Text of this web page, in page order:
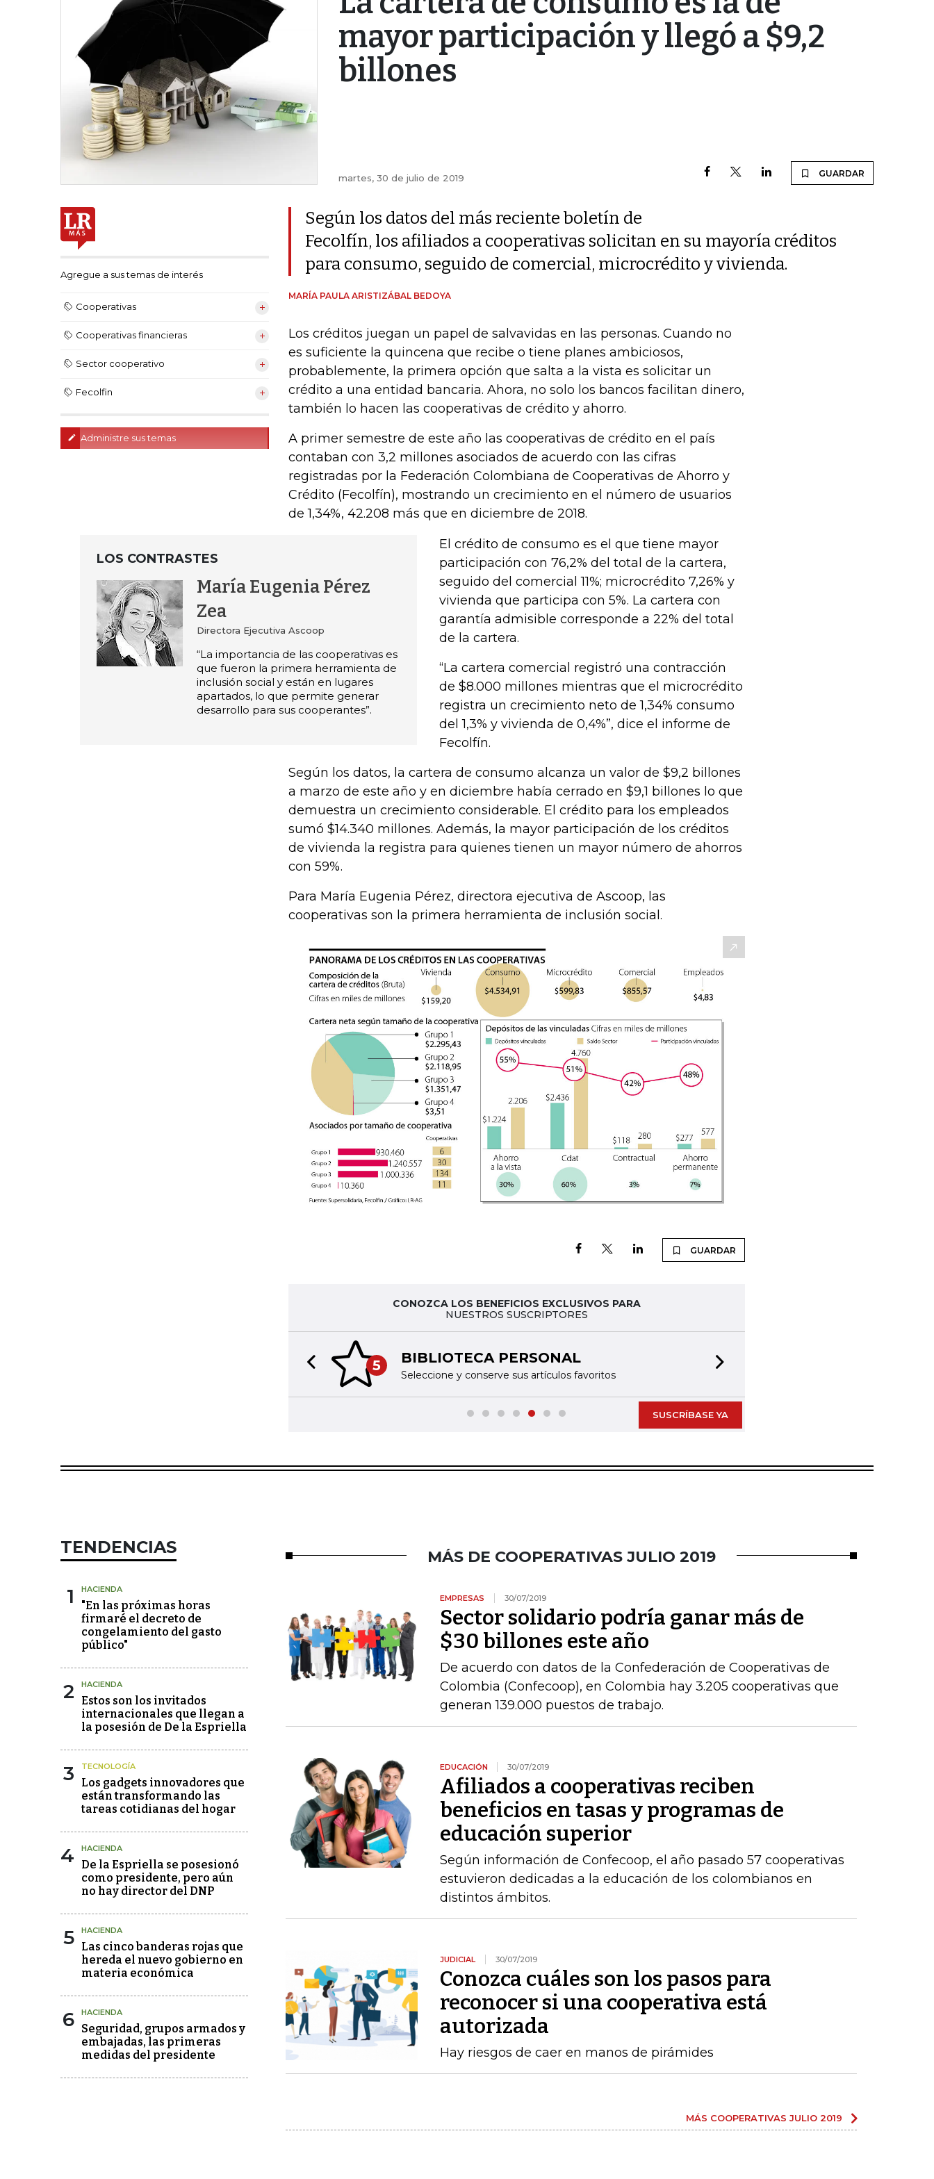
mayor participación y llegó a $9,2
billones
martes, 30 de julio de 2019 GUARDAR
Agregue a sus temas de interés
Cooperativas
Cooperativas financieras
Sector cooperativo
Fecolfin
Administre sus temas
Según los datos del más reciente boletín de
Fecolfín, los afiliados a cooperativas solicitan en su mayoría créditos
para consumo, seguido de comercial, microcrédito y vivienda.
MARÍA PAULA ARISTIZÁBAL BEDOYA
Los créditos juegan un papel de salvavidas en las personas. Cuando no
es suficiente la quincena que recibe o tiene planes ambiciosos,
probablemente, la primera opción que salta a la vista es solicitar un
crédito a una entidad bancaria. Ahora, no solo los bancos facilitan dinero,
también lo hacen las cooperativas de crédito y ahorro.
A primer semestre de este año las cooperativas de crédito en el país
contaban con 3,2 millones asociados de acuerdo con las cifras
registradas por la Federación Colombiana de Cooperativas de Ahorro y
Crédito (Fecolfín), mostrando un crecimiento en el número de usuarios
de 1,34%, 42.208 más que en diciembre de 2018.
LOS CONTRASTES
María Eugenia Pérez
Zea
Directora Ejecutiva Ascoop
“La importancia de las cooperativas es
que fueron la primera herramienta de
inclusión social y están en lugares
apartados, lo que permite generar
desarrollo para sus cooperantes”.
El crédito de consumo es el que tiene mayor
participación con 76,2% del total de la cartera,
seguido del comercial 11%; microcrédito 7,26% y
vivienda que participa con 5%. La cartera con
garantía admisible corresponde a 22% del total
de la cartera.
“La cartera comercial registró una contracción
de $8.000 millones mientras que el microcrédito
registra un crecimiento neto de 1,34% consumo
del 1,3% y vivienda de 0,4%”, dice el informe de
Fecolfín.
Según los datos, la cartera de consumo alcanza un valor de $9,2 billones
a marzo de este año y en diciembre había cerrado en $9,1 billones lo que
demuestra un crecimiento considerable. El crédito para los empleados
sumó $14.340 millones. Además, la mayor participación de los créditos
de vivienda la registra para quienes tienen un mayor número de ahorros
con 59%.
Para María Eugenia Pérez, directora ejecutiva de Ascoop, las
cooperativas son la primera herramienta de inclusión social.
GUARDAR
CONOZCA LOS BENEFICIOS EXCLUSIVOS PARA
NUESTROS SUSCRIPTORES
5 BIBLIOTECA PERSONAL
Seleccione y conserve sus artículos favoritos
Previous slide
SUSCRÍBASE YA
TENDENCIAS
1 HACIENDA
"En las próximas horas
firmaré el decreto de
congelamiento del gasto
público"
2 HACIENDA
Estos son los invitados
internacionales que llegan a
la posesión de De la Espriella
3 TECNOLOGÍA
Los gadgets innovadores que
están transformando las
tareas cotidianas del hogar
4 HACIENDA
De la Espriella se posesionó
como presidente, pero aún
no hay director del DNP
5 HACIENDA
Las cinco banderas rojas que
hereda el nuevo gobierno en
materia económica
6 HACIENDA
Seguridad, grupos armados y
embajadas, las primeras
medidas del presidente
MÁS DE COOPERATIVAS JULIO 2019
EMPRESAS 30/07/2019
Sector solidario podría ganar más de
$30 billones este año
De acuerdo con datos de la Confederación de Cooperativas de
Colombia (Confecoop), en Colombia hay 3.205 cooperativas que
generan 139.000 puestos de trabajo.
EDUCACIÓN 30/07/2019
Afiliados a cooperativas reciben
beneficios en tasas y programas de
educación superior
Según información de Confecoop, el año pasado 57 cooperativas
estuvieron dedicadas a la educación de los colombianos en
distintos ámbitos.
JUDICIAL 30/07/2019
Conozca cuáles son los pasos para
reconocer si una cooperativa está
autorizada
Hay riesgos de caer en manos de pirámides
MÁS COOPERATIVAS JULIO 2019